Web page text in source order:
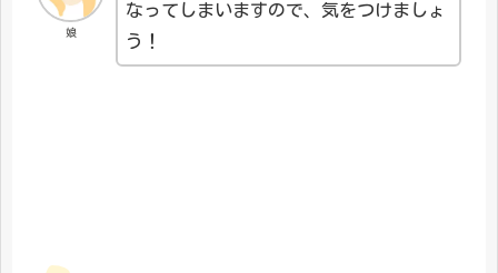
娘
なってしまいますので、気をつけましょ
う！